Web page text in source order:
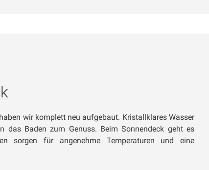
wir komplett neu aufgebaut. Kristallklares Wasser
das Baden zum Genuss. Beim Sonnendeck geht es
sorgen für angenehme Temperaturen und eine